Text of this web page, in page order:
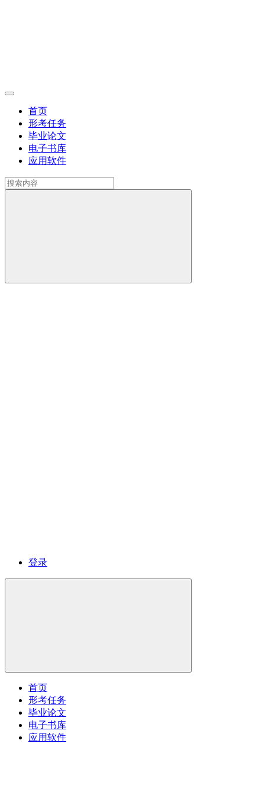
首页
形考任务
毕业论文
电子书库
应用软件
登录
首页
形考任务
毕业论文
电子书库
应用软件